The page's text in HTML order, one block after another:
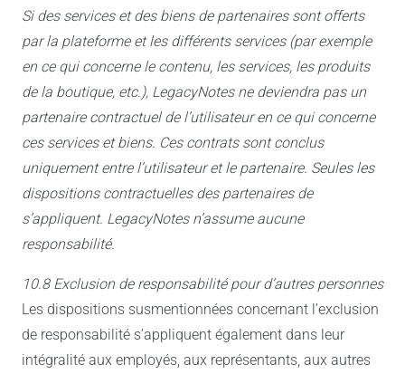
Si des services et des biens de partenaires sont offerts
par la plateforme et les différents services (par exemple
en ce qui concerne le contenu, les services, les produits
de la boutique, etc.), LegacyNotes ne deviendra pas un
partenaire contractuel de l’utilisateur en ce qui concerne
ces services et biens. Ces contrats sont conclus
uniquement entre l’utilisateur et le partenaire. Seules les
dispositions contractuelles des partenaires de
s’appliquent. LegacyNotes n’assume aucune
responsabilité.
10.8 Exclusion de responsabilité pour d’autres personnes
Les dispositions susmentionnées concernant l’exclusion
de responsabilité s’appliquent également dans leur
intégralité aux employés, aux représentants, aux autres